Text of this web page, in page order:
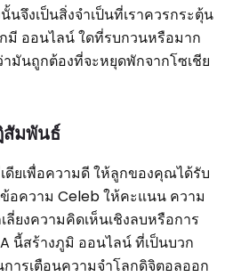
จึงเป็นสิ่งจำเป็นที่เราควรกระตุ้น
มี ออนไลน์ ใดที่รบกวนหรือมาก
ามันถูกต้องที่จะหยุดพักจากโซเชีย
สัมพันธ์
ดียเพื่อความดี ให้ลูกของคุณได้รับ
อความ Celeb ให้คะแนน ความ
ลี่ยงความคิดเห็นเชิงลบหรือการ
นี้สร้างภูมิ ออนไลน์ ที่เป็นบวก
การเตือนความจำโลกดิจิตอลออก